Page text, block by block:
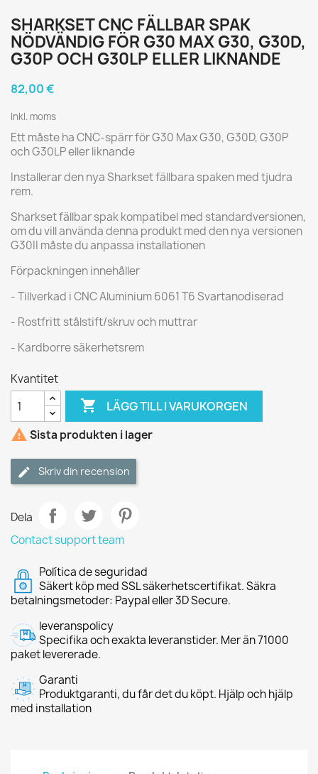
SHARKSET CNC FÄLLBAR SPAK
NÖDVÄNDIG FÖR G30 MAX G30, G30D,
G30P OCH G30LP ELLER LIKNANDE
82,00 €
Inkl. moms
Ett måste ha CNC-spärr för G30 Max G30, G30D, G30P
och G30LP eller liknande
Installerar den nya Sharkset fällbara spaken med tjudra
rem.
Sharkset fällbar spak kompatibel med standardversionen,
om du vill använda denna produkt med den nya versionen
G30II måste du anpassa installationen
Förpackningen innehåller
- Tillverkad i CNC Aluminium 6061 T6 Svartanodiserad
- Rostfritt stålstift/skruv och muttrar
- Kardborre säkerhetsrem
Kvantitet
 LÄGG TILL I VARUKORGEN
 Sista produkten i lager
Skriv din recension
Dela
Contact support team
Política de seguridad
Säkert köp med SSL säkerhetscertifikat. Säkra
betalningsmetoder: Paypal eller 3D Secure.
leveranspolicy
Specifika och exakta leveranstider. Mer än 71000
paket levererade.
Garanti
Produktgaranti, du får det du köpt. Hjälp och hjälp
med installation